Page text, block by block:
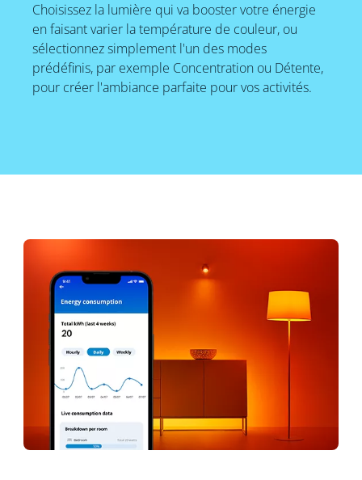
Choisissez la lumière qui va booster votre énergie
en faisant varier la température de couleur, ou
sélectionnez simplement l'un des modes
prédéfinis, par exemple Concentration ou Détente,
pour créer l'ambiance parfaite pour vos activités.